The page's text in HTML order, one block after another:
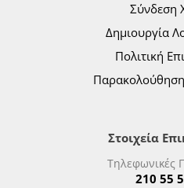
Σύνδεση
Δημιουργία
Πολιτική
Στοιχεία
Τηλεφωνικές
210 55